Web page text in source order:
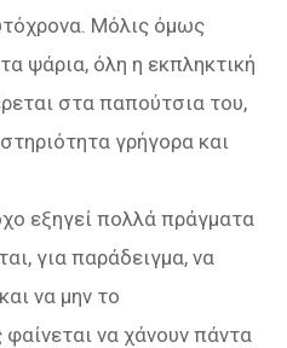
Μόλις όμως
ψάρια, όλη η εκπληκτική
στα παπούτσια του,
γρήγορα και
εξηγεί πολλά πράγματα
για παράδειγμα, να
να μην το
να χάνουν πάντα